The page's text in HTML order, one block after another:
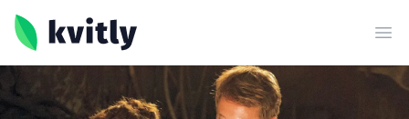
kvitly